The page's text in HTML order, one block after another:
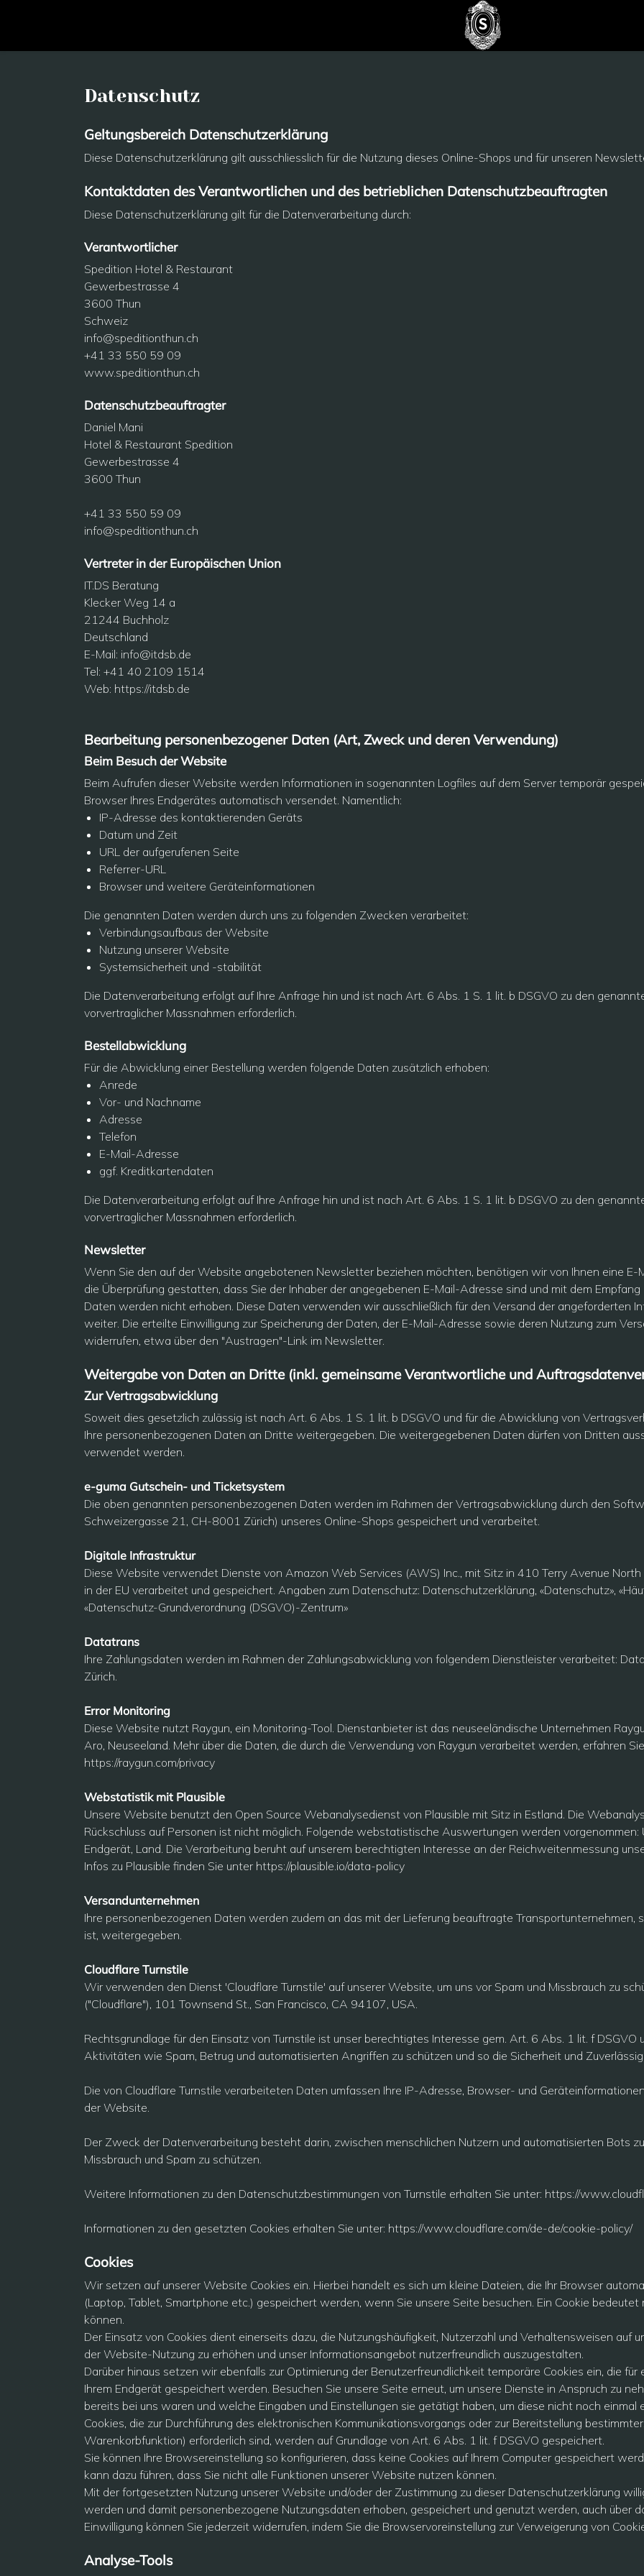
Datenschutz
Geltungsbereich Datenschutzerklärung
Diese Datenschutzerklärung gilt ausschliesslich für die Nutzung dieses Online-Shops und für unseren
Kontaktdaten des Verantwortlichen und des betrieblichen Datenschutzbeauftragten
Diese Datenschutzerklärung gilt für die Datenverarbeitung durch:
Verantwortlicher
Spedition Hotel & Restaurant
Gewerbestrasse 4
3600 Thun
Schweiz
info@speditionthun.ch
+41 33 550 59 09
www.speditionthun.ch
Datenschutzbeauftragter
Daniel Mani
Hotel & Restaurant Spedition
Gewerbestrasse 4
3600 Thun
+41 33 550 59 09
info@speditionthun.ch
Vertreter in der Europäischen Union
IT.DS Beratung
Klecker Weg 14 a
21244 Buchholz
Deutschland
E-Mail: info@itdsb.de
Tel: +41 40 2109 1514
Web: https://itdsb.de
Bearbeitung personenbezogener Daten (Art, Zweck und deren Verwendung)
Beim Besuch der Website
Beim Aufrufen dieser Website werden Informationen in sogenannten Logfiles auf dem Server temporär
Browser Ihres Endgerätes automatisch versendet. Namentlich:
IP-Adresse des kontaktierenden Geräts
Datum und Zeit
URL der aufgerufenen Seite
Referrer-URL
Browser und weitere Geräteinformationen
Die genannten Daten werden durch uns zu folgenden Zwecken verarbeitet:
Verbindungsaufbaus der Website
Nutzung unserer Website
Systemsicherheit und -stabilität
Die Datenverarbeitung erfolgt auf Ihre Anfrage hin und ist nach Art. 6 Abs. 1 S. 1 lit. b DSGVO zu den
vorvertraglicher Massnahmen erforderlich.
Bestellabwicklung
Für die Abwicklung einer Bestellung werden folgende Daten zusätzlich erhoben:
Anrede
Vor- und Nachname
Adresse
Telefon
E-Mail-Adresse
ggf. Kreditkartendaten
Die Datenverarbeitung erfolgt auf Ihre Anfrage hin und ist nach Art. 6 Abs. 1 S. 1 lit. b DSGVO zu den
vorvertraglicher Massnahmen erforderlich.
Newsletter
Wenn Sie den auf der Website angebotenen Newsletter beziehen möchten, benötigen wir von Ihnen eine
die Überprüfung gestatten, dass Sie der Inhaber der angegebenen E-Mail-Adresse sind und mit dem
Daten werden nicht erhoben. Diese Daten verwenden wir ausschließlich für den Versand der angeforderten
weiter. Die erteilte Einwilligung zur Speicherung der Daten, der E-Mail-Adresse sowie deren Nutzung zum
widerrufen, etwa über den "Austragen"-Link im Newsletter.
Weitergabe von Daten an Dritte (inkl. gemeinsame Verantwortliche und
Zur Vertragsabwicklung
Soweit dies gesetzlich zulässig ist nach Art. 6 Abs. 1 S. 1 lit. b DSGVO und für die Abwicklung von
Ihre personenbezogenen Daten an Dritte weitergegeben. Die weitergegebenen Daten dürfen von Dritten
verwendet werden.
e-guma Gutschein- und Ticketsystem
Die oben genannten personenbezogenen Daten werden im Rahmen der Vertragsabwicklung durch den
Schweizergasse 21, CH-8001 Zürich) unseres Online-Shops gespeichert und verarbeitet.
Digitale Infrastruktur
Diese Website verwendet Dienste von Amazon Web Services (AWS) Inc., mit Sitz in 410 Terry Avenue
in der EU verarbeitet und gespeichert. Angaben zum Datenschutz: Datenschutzerklärung, «Datenschutz»,
«Datenschutz-Grundverordnung (DSGVO)-Zentrum»
Datatrans
Ihre Zahlungsdaten werden im Rahmen der Zahlungsabwicklung von folgendem Dienstleister verarbeitet:
Zürich.
Error Monitoring
Diese Website nutzt Raygun, ein Monitoring-Tool. Dienstanbieter ist das neuseeländische Unternehmen
Aro, Neuseeland. Mehr über die Daten, die durch die Verwendung von Raygun verarbeitet werden, erfahren
https://raygun.com/privacy
Webstatistik mit Plausible
Unsere Website benutzt den Open Source Webanalysedienst von Plausible mit Sitz in Estland. Die
Rückschluss auf Personen ist nicht möglich. Folgende webstatistische Auswertungen werden vorgenommen:
Endgerät, Land. Die Verarbeitung beruht auf unserem berechtigten Interesse an der Reichweitenmessung
Infos zu Plausible finden Sie unter https://plausible.io/data-policy
Versandunternehmen
Ihre personenbezogenen Daten werden zudem an das mit der Lieferung beauftragte Transportunternehmen,
ist, weitergegeben.
Cloudflare Turnstile
Wir verwenden den Dienst 'Cloudflare Turnstile' auf unserer Website, um uns vor Spam und Missbrauch zu
("Cloudflare"), 101 Townsend St., San Francisco, CA 94107, USA.
Rechtsgrundlage für den Einsatz von Turnstile ist unser berechtigtes Interesse gem. Art. 6 Abs. 1 lit. f
Aktivitäten wie Spam, Betrug und automatisierten Angriffen zu schützen und so die Sicherheit und
Die von Cloudflare Turnstile verarbeiteten Daten umfassen Ihre IP-Adresse, Browser- und
der Website.
Der Zweck der Datenverarbeitung besteht darin, zwischen menschlichen Nutzern und automatisierten Bots
Missbrauch und Spam zu schützen.
Weitere Informationen zu den Datenschutzbestimmungen von Turnstile erhalten Sie unter: https://
Informationen zu den gesetzten Cookies erhalten Sie unter: https://www.cloudflare.com/de-de/cookie-policy/
Cookies
Wir setzen auf unserer Website Cookies ein. Hierbei handelt es sich um kleine Dateien, die Ihr Browser
(Laptop, Tablet, Smartphone etc.) gespeichert werden, wenn Sie unsere Seite besuchen. Ein Cookie
können.
Der Einsatz von Cookies dient einerseits dazu, die Nutzungshäufigkeit, Nutzerzahl und Verhaltensweisen auf
der Website-Nutzung zu erhöhen und unser Informationsangebot nutzerfreundlich auszugestalten.
Darüber hinaus setzen wir ebenfalls zur Optimierung der Benutzerfreundlichkeit temporäre Cookies ein, die
Ihrem Endgerät gespeichert werden. Besuchen Sie unsere Seite erneut, um unsere Dienste in Anspruch zu
bereits bei uns waren und welche Eingaben und Einstellungen sie getätigt haben, um diese nicht noch einmal
Cookies, die zur Durchführung des elektronischen Kommunikationsvorgangs oder zur Bereitstellung
Warenkorbfunktion) erforderlich sind, werden auf Grundlage von Art. 6 Abs. 1 lit. f DSGVO gespeichert.
Sie können Ihre Browsereinstellung so konfigurieren, dass keine Cookies auf Ihrem Computer gespeichert
kann dazu führen, dass Sie nicht alle Funktionen unserer Website nutzen können.
Mit der fortgesetzten Nutzung unserer Website und/oder der Zustimmung zu dieser Datenschutzerklärung
werden und damit personenbezogene Nutzungsdaten erhoben, gespeichert und genutzt werden, auch über
Einwilligung können Sie jederzeit widerrufen, indem Sie die Browservoreinstellung zur Verweigerung von
Analyse-Tools